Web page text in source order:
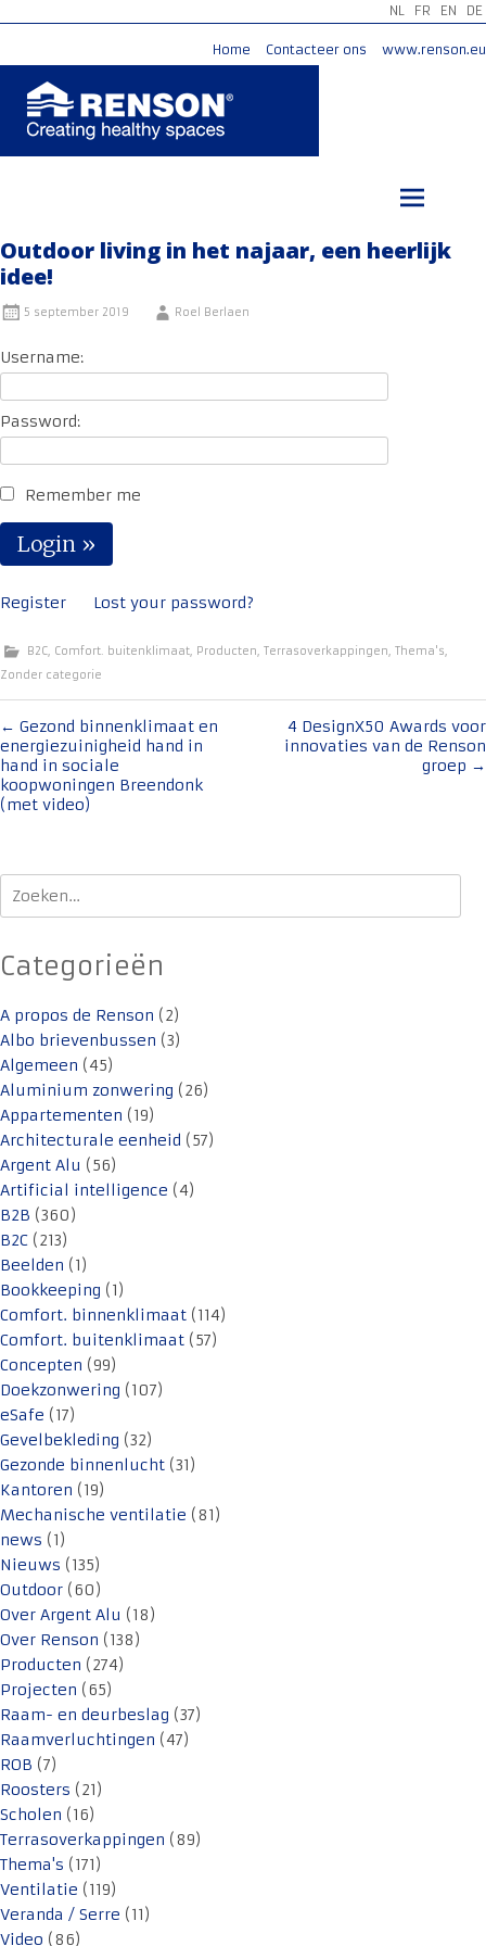
NL FR EN DE
Home Contacteer ons www.renson.eu
Outdoor living in het najaar, een heerlijk
idee!
5 september 2019 Roel Berlaen
Username:
Password:
Remember me
Register Lost your password?
B2C, Comfort. buitenklimaat, Producten, Terrasoverkappingen, Thema's,
Zonder categorie
Bericht
navigatie
← Gezond binnenklimaat en
energiezuinigheid hand in
hand in sociale
koopwoningen Breendonk
(met video)
4 DesignX50 Awards voor
innovaties van de Renson
groep →
Zoeken
naar:
Categorieën
A propos de Renson (2)
Albo brievenbussen (3)
Algemeen (45)
Aluminium zonwering (26)
Appartementen (19)
Architecturale eenheid (57)
Argent Alu (56)
Artificial intelligence (4)
B2B (360)
B2C (213)
Beelden (1)
Bookkeeping (1)
Comfort. binnenklimaat (114)
Comfort. buitenklimaat (57)
Concepten (99)
Doekzonwering (107)
eSafe (17)
Gevelbekleding (32)
Gezonde binnenlucht (31)
Kantoren (19)
Mechanische ventilatie (81)
news (1)
Nieuws (135)
Outdoor (60)
Over Argent Alu (18)
Over Renson (138)
Producten (274)
Projecten (65)
Raam- en deurbeslag (37)
Raamverluchtingen (47)
ROB (7)
Roosters (21)
Scholen (16)
Terrasoverkappingen (89)
Thema's (171)
Ventilatie (119)
Veranda / Serre (11)
Video (86)